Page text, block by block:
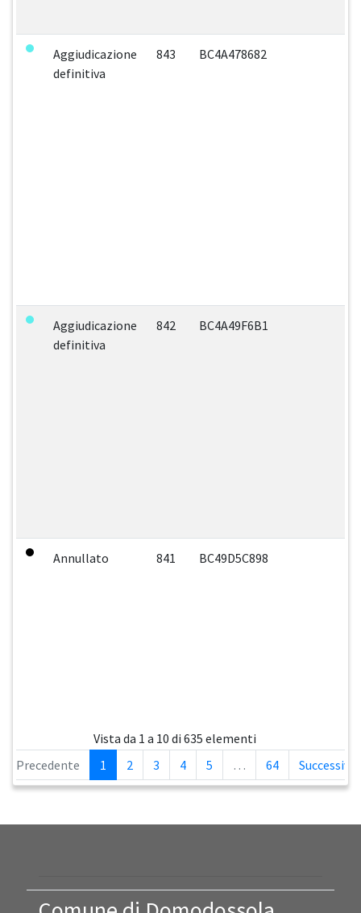
Aggiudicazione
definitiva
843 BC4A478682
Aggiudicazione
definitiva
842 BC4A49F6B1
Annullato 841 BC49D5C898
Vista da 1 a 10 di 635 elementi
Precedente
1 2 3 4 5 … 64 Successivo